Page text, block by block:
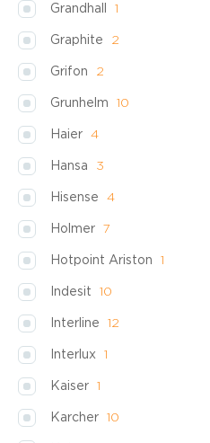
Grandhall 1
Graphite 2
Grifon 2
Grunhelm 10
Haier 4
Hansa 3
Hisense 4
Holmer 7
Hotpoint Ariston 1
Indesit 10
Interline 12
Interlux 1
Kaiser 1
Karcher 10